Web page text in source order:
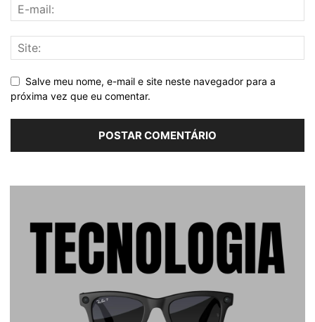
Salve meu nome, e-mail e site neste navegador para a
próxima vez que eu comentar.